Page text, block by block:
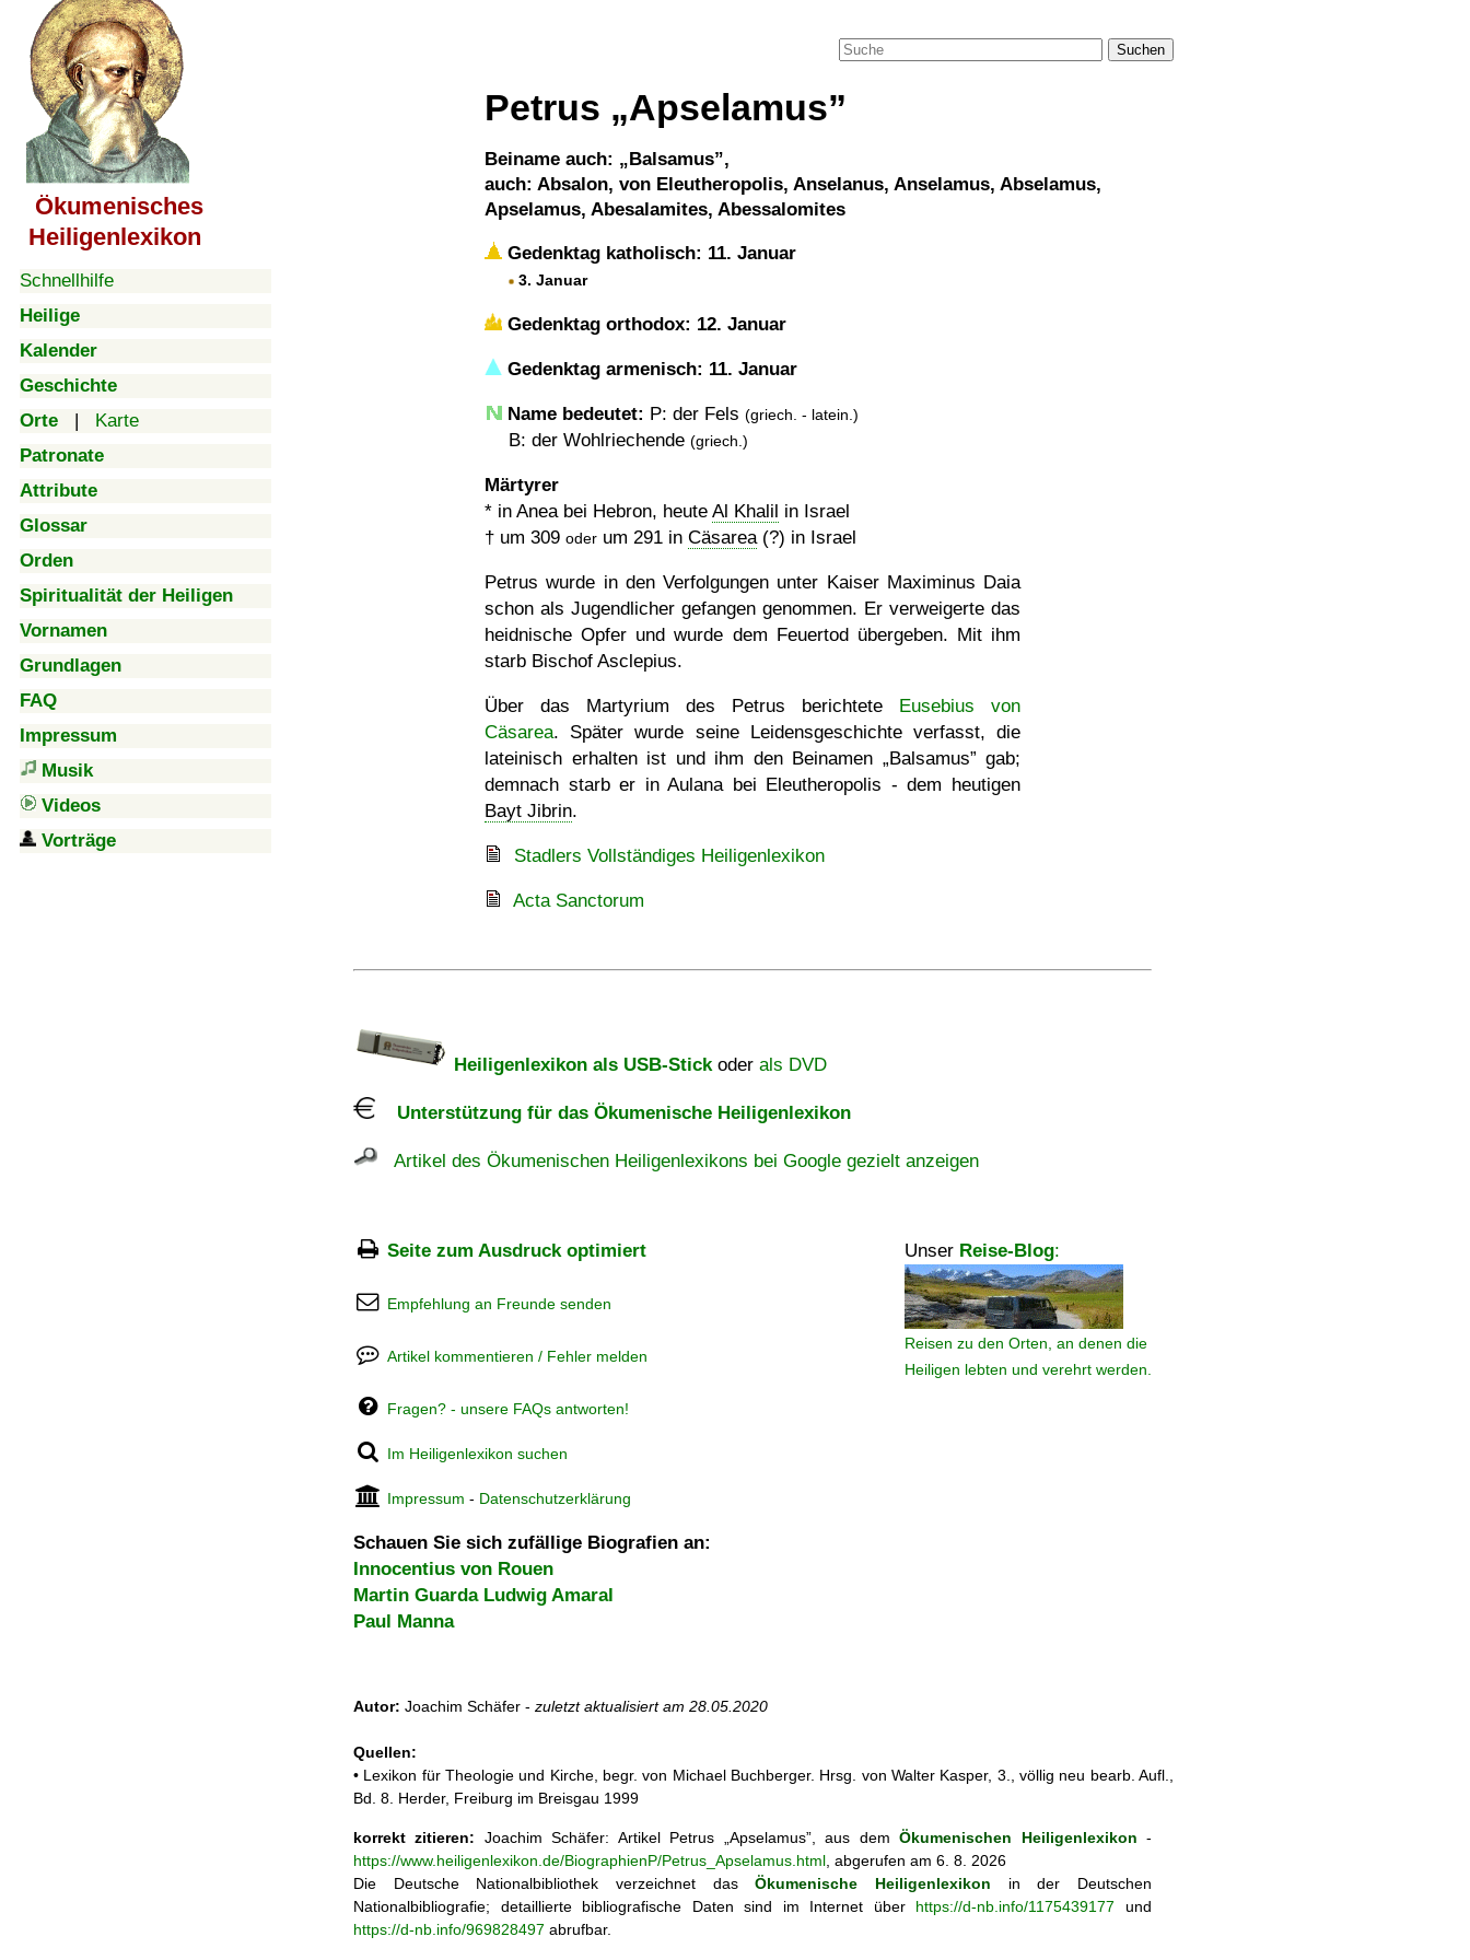
Ökumenisches
Heiligenlexikon
Schnellhilfe
Heilige
Kalender
Geschichte
Orte | Karte
Patronate
Attribute
Glossar
Orden
Spiritualität der Heiligen
Vornamen
Grundlagen
FAQ
Impressum
Musik
Videos
Vorträge
Suchen
Petrus Apselamus
Beiname auch: Balsamus ,
auch: Absalon, von Eleutheropolis, Anselanus, Anselamus, Abselamus,
Apselamus, Abesalamites, Abessalomites
Gedenktag katholisch: 11. Januar
3. Januar
Gedenktag orthodox: 12. Januar
Gedenktag armenisch: 11. Januar
Name bedeutet: P: der Fels (griech. - latein.)
B: der Wohlriechende (griech.)
Märtyrer
* in Anea bei Hebron, heute Al Khalil in Israel
† um 309 oder um 291 in Cäsarea(?) in Israel
Petrus wurde in den Verfolgungen unter Kaiser Maximinus Daia
schon als Jugendlicher gefangen genommen. Er verweigerte das
heidnische Opfer und wurde dem Feuertod übergeben. Mit ihm
starb Bischof Asclepius.
Über das Martyrium des Petrus berichtete Eusebius von
Cäsarea. Später wurde seine Leidensgeschichte verfasst, die
lateinisch erhalten ist und ihm den Beinamen
Balsamus
gab;
demnach starb er in Aulana bei Eleutheropolis - dem heutigen
Bayt Jibrin.
Stadlers Vollständiges Heiligenlexikon
Acta Sanctorum
Heiligenlexikon als USB-Stickoder als DVD
Unterstützung für das Ökumenische Heiligenlexikon
Artikel des Ökumenischen Heiligenlexikons bei Google gezielt anzeigen
Seite zum Ausdruck optimiert Unser Reise-Blog:
Reisen zu den Orten, an denen die
Heiligen lebten und verehrt werden.
Empfehlung an Freunde senden
Artikel kommentieren / Fehler melden
Fragen? - unsere FAQs antworten!
Im Heiligenlexikon suchen
Impressum - Datenschutzerklärung
Schauen Sie sich zufällige Biografien an:
Innocentius von Rouen
Martin Guarda Ludwig Amaral
Paul Manna
Autor: Joachim Schäfer - zuletzt aktualisiert am 28.05.2020
Quellen:
• Lexikon für Theologie und Kirche, begr. von Michael Buchberger. Hrsg. von Walter Kasper, 3., völlig neu bearb. Aufl.,
Bd. 8. Herder, Freiburg im Breisgau 1999
korrekt zitieren: Joachim Schäfer: Artikel Petrus „Apselamus”, aus demÖkumenischen Heiligenlexikon -
https://www.heiligenlexikon.de/BiographienP/Petrus_Apselamus.html , abgerufen am 6. 8. 2026
Die Deutsche Nationalbibliothek verzeichnet dasÖkumenische Heiligenlexikon in der Deutschen
Nationalbibliografie; detaillierte bibliografische Daten sind im Internet über https://d-nb.info/1175439177 und
https://d-nb.info/969828497 abrufbar.